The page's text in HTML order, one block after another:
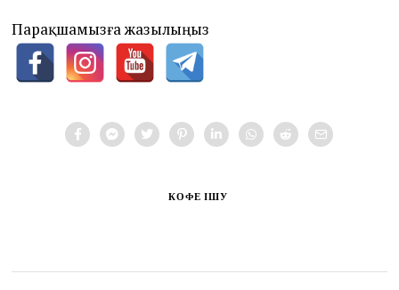
Парақшамызға жазылыңыз
КОФЕ ІШУ